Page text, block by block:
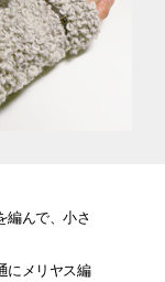
編んで、小さ
にメリヤス編